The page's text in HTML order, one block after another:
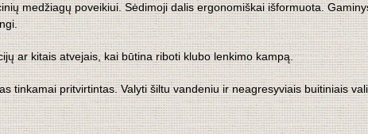
medžiagų poveikiui. Sėdimoji dalis ergonomiškai išformuota.
ar kitais atvejais, kai būtina riboti klubo lenkimo kampą.
tinkamai pritvirtintas. Valyti šiltu vandeniu ir neagresyviais buitiniais